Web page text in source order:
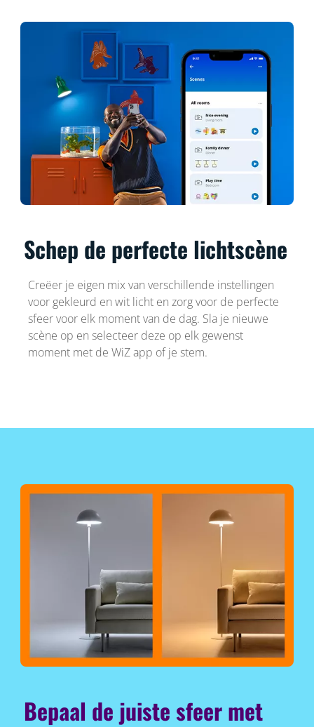
Schep de perfecte lichtscène
Creëer je eigen mix van verschillende instellingen
voor gekleurd en wit licht en zorg voor de perfecte
sfeer voor elk moment van de dag. Sla je nieuwe
scène op en selecteer deze op elk gewenst
moment met de WiZ app of je stem.
Bepaal de juiste sfeer met